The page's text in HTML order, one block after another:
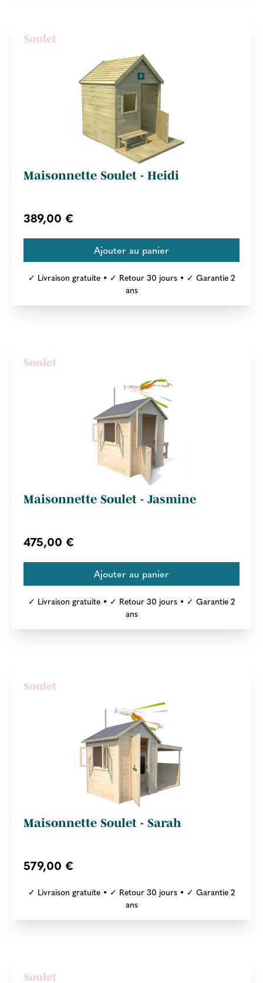
Soulet
Maisonnette Soulet - Heidi
389,00 €
✓ Livraison gratuite • ✓ Retour 30 jours • ✓ Garantie 2
ans
Soulet
Maisonnette Soulet - Jasmine
475,00 €
✓ Livraison gratuite • ✓ Retour 30 jours • ✓ Garantie 2
ans
Soulet
Maisonnette Soulet - Sarah
579,00 €
✓ Livraison gratuite • ✓ Retour 30 jours • ✓ Garantie 2
ans
Soulet